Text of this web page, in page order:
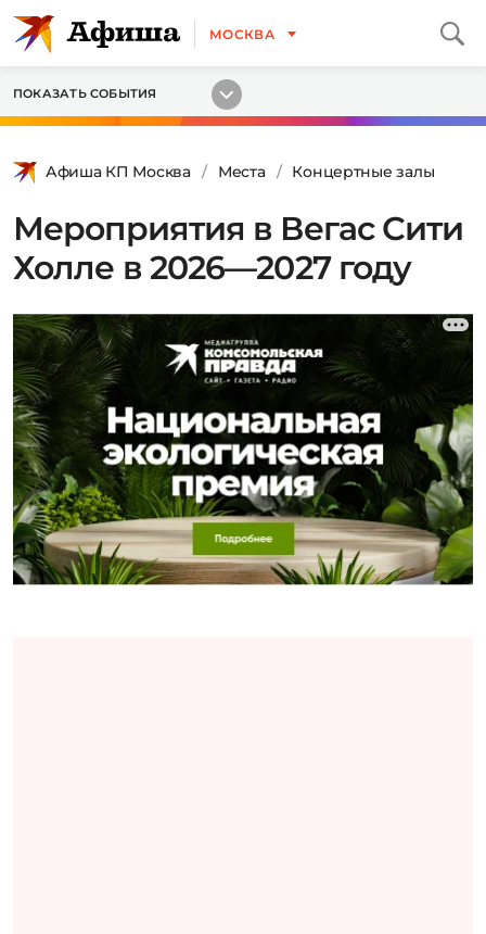
МОСКВА
ПОКАЗАТЬ СОБЫТИЯ
Афиша КП Москва Места Концертные залы
Мероприятия в Вегас Сити
Холле в 2026—2027 году